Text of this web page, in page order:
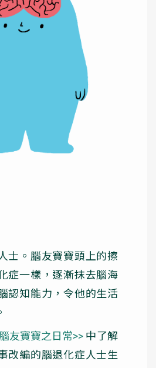
士。腦友寶寶頭上的擦
症一樣，逐漸抹去腦海
認知能力，令他的生活
友寶寶之日常>>中了解
改編的腦退化症人士生